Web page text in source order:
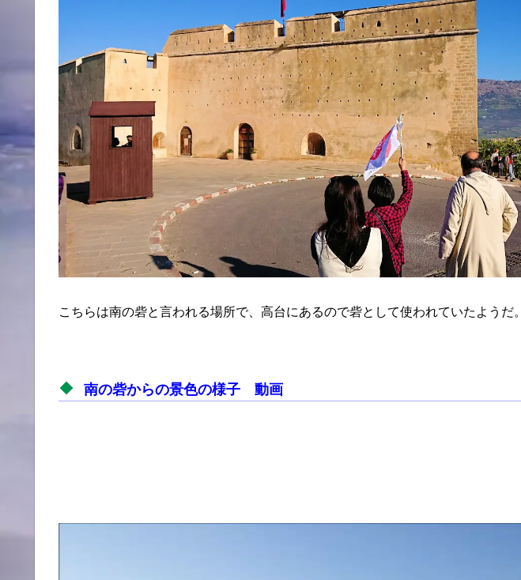
こちらは南の砦と言われる場所で、高台にあるので砦として使われていたようだ。
南の砦からの景色の様子 動画